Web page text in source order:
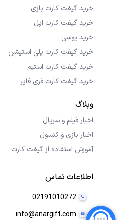
خرید گیفت کارت بازی
خرید گیفت کارت اپل
خرید یوسی
خرید گیفت کارت پلی استیشن
خرید گیفت کارت استیم
خرید گیفت کارت فری فایر
وبلاگ
اخبار فیلم و سریال
اخبار بازی و کنسول
آموزش استفاده از گیفت کارت
اطلاعات تماس
02191010272
info@anargift.com